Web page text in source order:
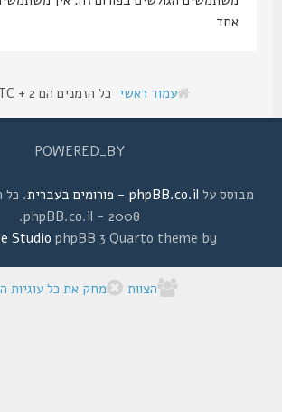
עמוד ראשי כל הזמנים הם UTC + 2 שעות
POWERED_BY
מבוסס עלphpBB.co.il - פורומים בעברית
. כל
2008 - phpBB.co.il.
phpBB 3 Quarto theme by
Studio
הצוות מחק את כל עוגיות